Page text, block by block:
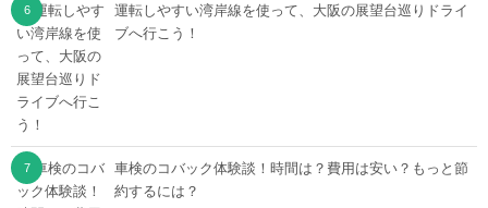
運転しやすい湾岸線を使って、大阪の展望台巡りドライ
ブへ行こう！
車検のコバック体験談！時間は？費用は安い？もっと節
約するには？